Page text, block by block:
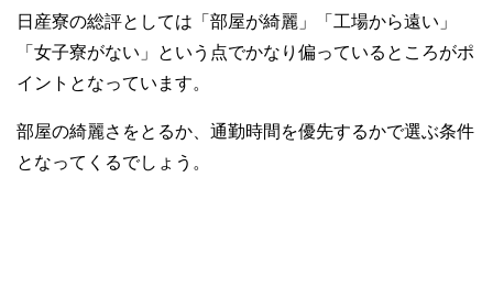
日産寮の総評としては「部屋が綺麗」「工場から遠い」
「女子寮がない」という点でかなり偏っているところがポ
イントとなっています。
部屋の綺麗さをとるか、通勤時間を優先するかで選ぶ条件
となってくるでしょう。